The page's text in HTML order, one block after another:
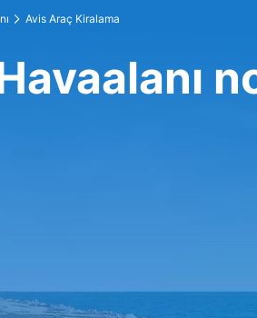
Avis Araç Kiralama